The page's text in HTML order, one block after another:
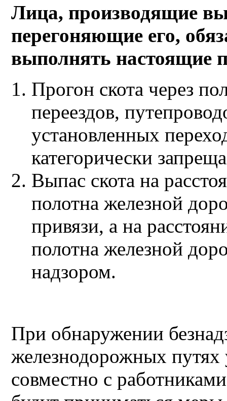
Лица, производящие
перегоняющие его,
выполнять настоящие
Прогон скота через
переездов,
установленных
категорически
Выпас скота на
полотна железной
привязи, а на
полотна железной
надзором.
При обнаружении
железнодорожных
совместно с